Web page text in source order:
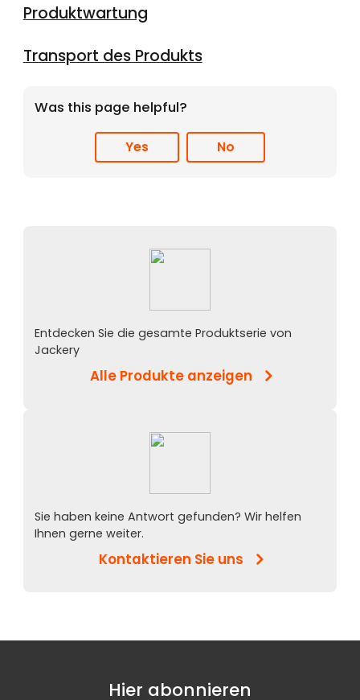
Produktwartung
Transport des Produkts
Was this page helpful?
Yes No
Entdecken Sie die gesamte Produktserie von
Jackery
Alle Produkte anzeigen
Sie haben keine Antwort gefunden? Wir helfen
Ihnen gerne weiter.
Kontaktieren Sie uns
Hier abonnieren